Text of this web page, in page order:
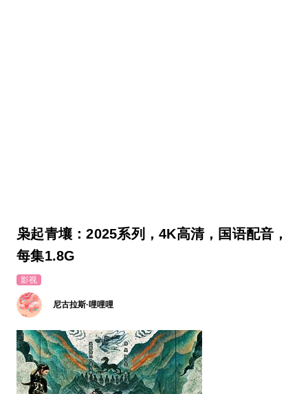
枭起青壤：2025系列，4K高清，国语配音，
每集1.8G
影视
尼古拉斯·哩哩哩